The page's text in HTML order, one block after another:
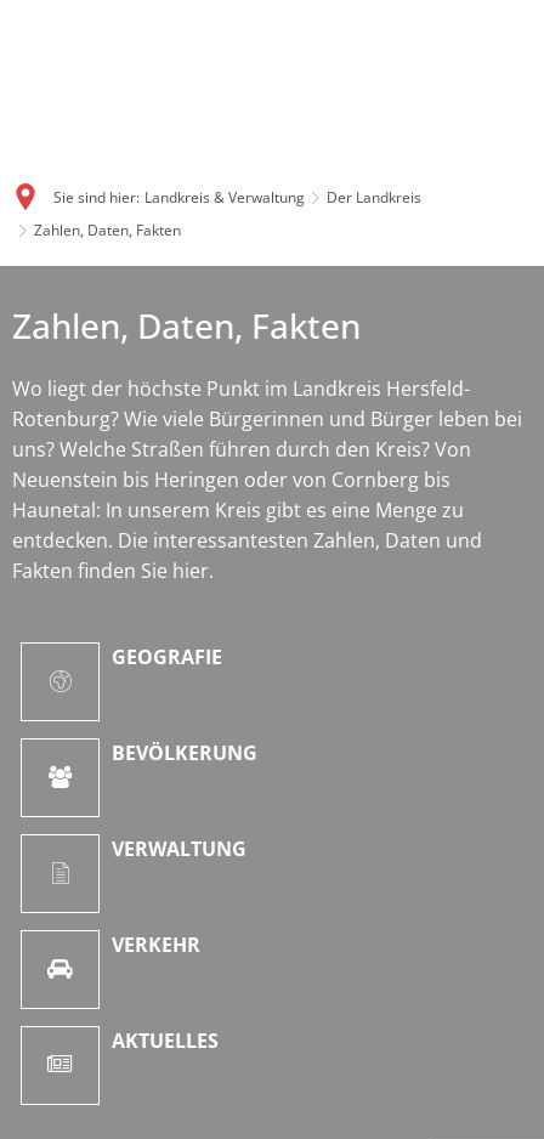
Sie sind hier: Landkreis & Verwaltung
Der Landkreis
Zahlen, Daten, Fakten
Zahlen, Daten, Fakten
Wo liegt der höchste Punkt im Landkreis Hersfeld-
Rotenburg? Wie viele Bürgerinnen und Bürger leben bei
uns? Welche Straßen führen durch den Kreis? Von
Neuenstein bis Heringen oder von Cornberg bis
Haunetal: In unserem Kreis gibt es eine Menge zu
entdecken. Die interessantesten Zahlen, Daten und
Fakten finden Sie hier.
GEOGRAFIE
BEVÖLKERUNG
VERWALTUNG
VERKEHR
AKTUELLES